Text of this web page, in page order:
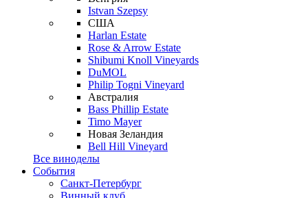
Istvan Szepsy
США
Harlan Estate
Rose & Arrow Estate
Shibumi Knoll Vineyards
DuMOL
Philip Togni Vineyard
Австралия
Bass Phillip Estate
Timo Mayer
Новая Зеландия
Bell Hill Vineyard
Все виноделы
События
Санкт-Петербург
Винный клуб